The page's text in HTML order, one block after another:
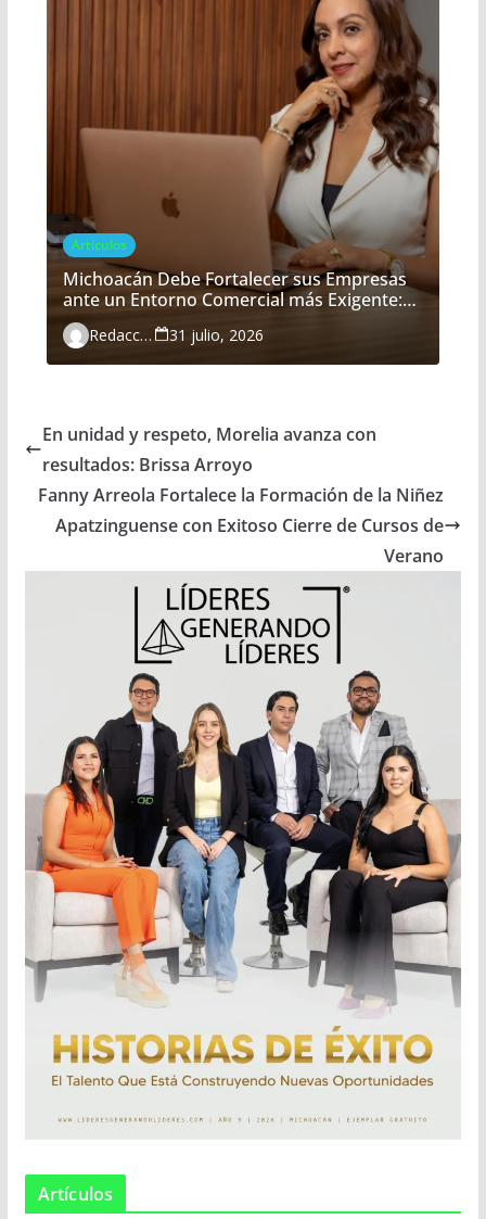
Artículos
Michoacán Debe Fortalecer sus Empresas
ante un Entorno Comercial más Exigente:
María Belém Morón
Redacción 31 julio, 2026
En unidad y respeto, Morelia avanza con
resultados: Brissa Arroyo
Fanny Arreola Fortalece la Formación de la Niñez
Apatzinguense con Exitoso Cierre de Cursos de
Verano
Artículos